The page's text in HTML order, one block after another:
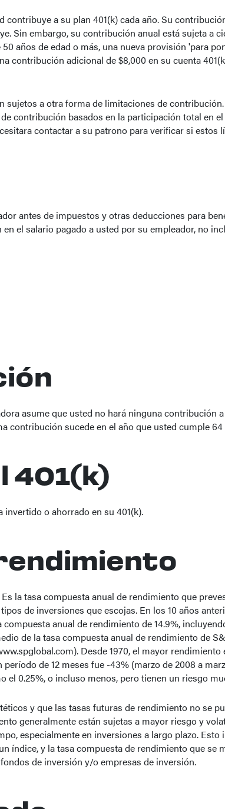
contribuye a su plan 401(k) cada año. Su
Sin embargo, su contribución anual está sujeta a
años de edad o más, una nueva provisión 'para
contribución adicional de $8,000 en su cuenta
sujetos a otra forma de limitaciones de
contribución basados en la participación total en
contactar a su patrono para verificar si estos
antes de impuestos y otras deducciones para
el salario pagado a usted por su empleador, no
asume que usted no hará ninguna contribución
contribución sucede en el año que usted cumple 64
401(k)
o ahorrado en su 401(k).
la tasa compuesta anual de rendimiento que
de inversiones que escojas. En los 10 años
anual de rendimiento de 14.9%,
de la tasa compuesta anual de rendimiento de
Desde 1970, el mayor
de 12 meses fue -43% (marzo de 2008 a
0.25%, o incluso menos, pero tienen un riesgo
y que las tasas futuras de rendimiento no se
generalmente están sujetas a mayor riesgo y
especialmente en inversiones a largo plazo.
índice, y la tasa compuesta de rendimiento que se
de inversión y/o empresas de inversión.